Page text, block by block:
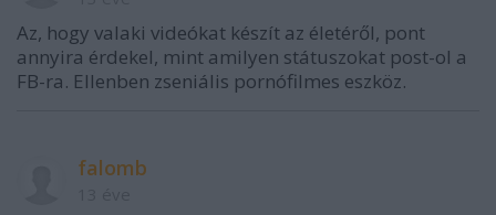
Az, hogy valaki videókat készít az életéről, pont
annyira érdekel, mint amilyen státuszokat post-ol a
FB-ra. Ellenben zseniális pornófilmes eszköz.
falomb